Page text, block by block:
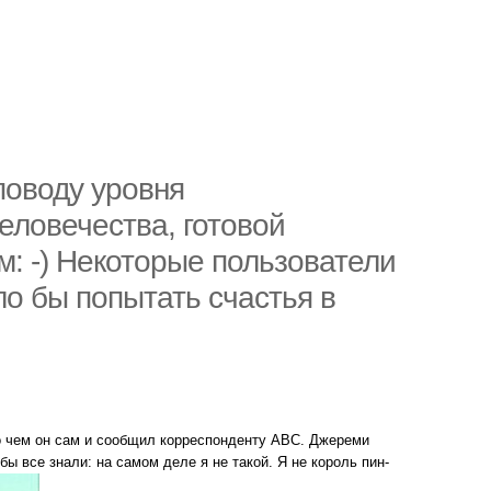
уровня
готовой
-) Некоторые пользователи
бы попытать счастья в
он сам и сообщил корреспонденту ABC. Джереми
все знали: на самом деле я не такой. Я не король пин-